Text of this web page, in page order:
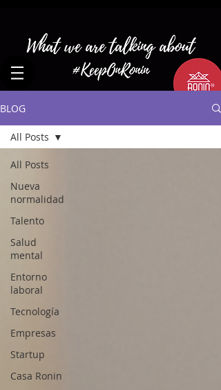
BLOG
All Posts
Nueva
normalidad
Talento
Salud
mental
Entorno
laboral
Tecnología
Empresas
Startup
Casa Ronin
All Posts